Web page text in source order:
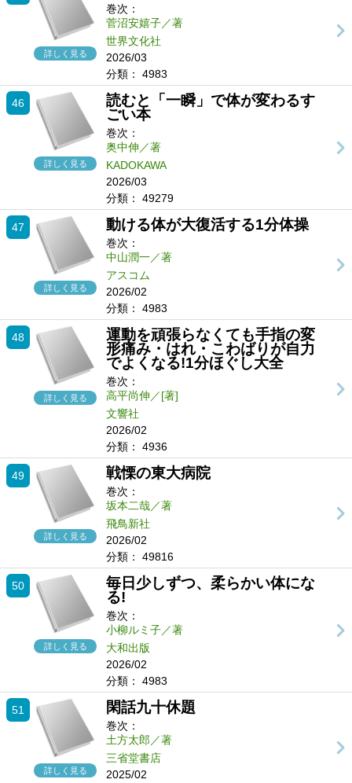
詳しく見る
巻次：
菅沼安嬉子／著
世界文化社
2026/03
分類：
4983
46
詳しく見る
読むと「一瞬」で体が変わるす
ごい本
巻次：
奥中伸／著
KADOKAWA
2026/03
分類：
49279
47
詳しく見る
動ける体が大復活する1分体操
巻次：
中山潤一／著
アスコム
2026/02
分類：
4983
48
詳しく見る
運動を頑張らなくても手指の変
形痛み・はれ・こわばりが自力
でよくなる!1分ほぐし大全
巻次：
高平尚伸／[著]
文響社
2026/02
分類：
4936
49
詳しく見る
戦慄の東大病院
巻次：
坂本二哉／著
飛鳥新社
2026/02
分類：
49816
50
詳しく見る
毎日少しずつ、柔らかい体にな
る!
巻次：
小柳ルミ子／著
大和出版
2026/02
分類：
4983
51
詳しく見る
閑話九十休題
巻次：
土方太郎／著
三省堂書店
2025/02